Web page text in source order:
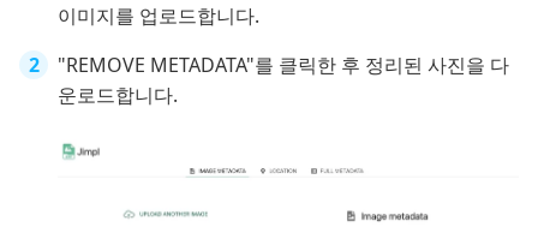
이미지를 업로드합니다.
"REMOVE METADATA"를 클릭한 후 정리된 사진을 다
운로드합니다.